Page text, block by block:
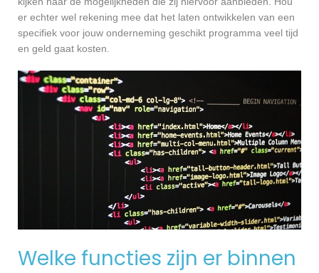
er echter wel rekening mee dat het laten ontwikkelen van een
specifiek voor jouw onderneming geschikt programma veel tijd
en geld gaat kosten.
Welke functies zijn er binnen